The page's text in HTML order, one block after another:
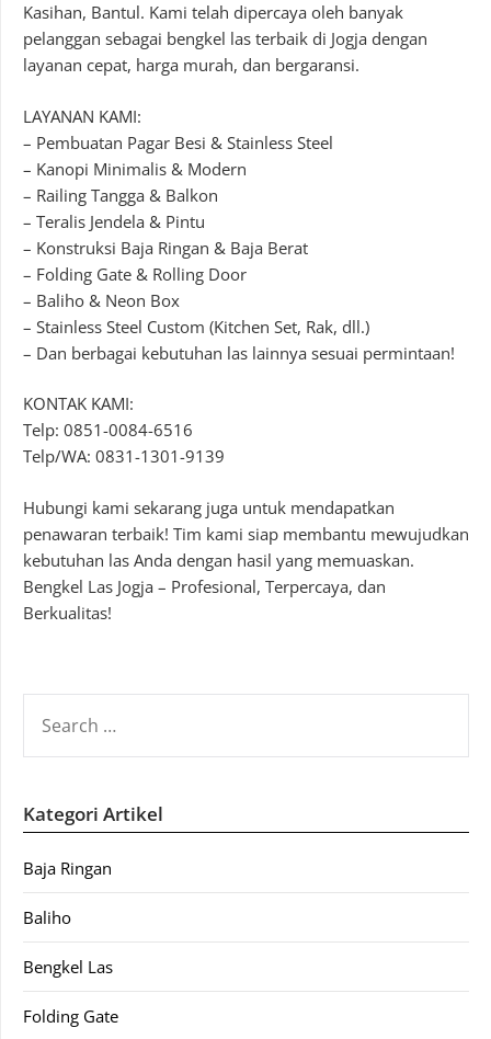
Kasihan, Bantul. Kami telah dipercaya oleh banyak
pelanggan sebagai bengkel las terbaik di Jogja dengan
layanan cepat, harga murah, dan bergaransi.
LAYANAN KAMI:
– Pembuatan Pagar Besi & Stainless Steel
– Kanopi Minimalis & Modern
– Railing Tangga & Balkon
– Teralis Jendela & Pintu
– Konstruksi Baja Ringan & Baja Berat
– Folding Gate & Rolling Door
– Baliho & Neon Box
– Stainless Steel Custom (Kitchen Set, Rak, dll.)
– Dan berbagai kebutuhan las lainnya sesuai permintaan!
KONTAK KAMI:
Telp: 0851-0084-6516
Telp/WA: 0831-1301-9139
Hubungi kami sekarang juga untuk mendapatkan
penawaran terbaik! Tim kami siap membantu mewujudkan
kebutuhan las Anda dengan hasil yang memuaskan.
Bengkel Las Jogja – Profesional, Terpercaya, dan
Berkualitas!
FOR:
Kategori Artikel
Baja Ringan
Baliho
Bengkel Las
Folding Gate